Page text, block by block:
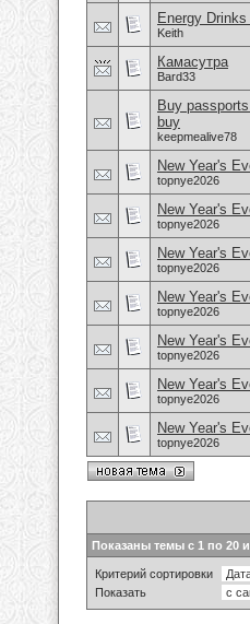
Energy
Keith
Камасутра
Bard33
Buy
buy
keepmealive78
New Year's
topnye2026
New Year's
topnye2026
New Year's
topnye2026
New Year's
topnye2026
New Year's
topnye2026
New Year's
topnye2026
New Year's
topnye2026
Показаны темы с 1 по 20
Критерий сортировки
Показать